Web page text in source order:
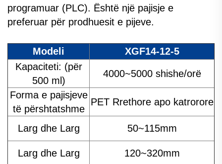
programuar (PLC). Është një pajisje e
preferuar për prodhuesit e pijeve.
Modeli
XGF14-12-5
Kapaciteti: (për
500 ml)
4000~5000 shishe/orë
Forma e pajisjeve
të përshtatshme
PET Rrethore apo katrorore
Larg dhe Larg 50~115mm
Larg dhe Larg 120~320mm